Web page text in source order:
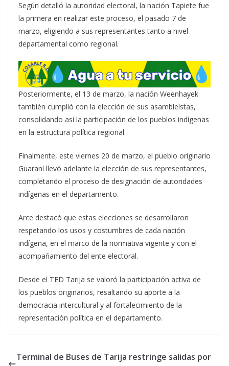
Según detalló la autoridad electoral, la nación Tapiete fue
la primera en realizar este proceso, el pasado 7 de
marzo, eligiendo a sus representantes tanto a nivel
departamental como regional.
Posteriormente, el 13 de marzo, la nación Weenhayek
también cumplió con la elección de sus asambleístas,
consolidando así la participación de los pueblos indígenas
en la estructura política regional.
Finalmente, este viernes 20 de marzo, el pueblo originario
Guaraní llevó adelante la elección de sus representantes,
completando el proceso de designación de autoridades
indígenas en el departamento.
Arce destacó que estas elecciones se desarrollaron
respetando los usos y costumbres de cada nación
indígena, en el marco de la normativa vigente y con el
acompañamiento del ente electoral.
Desde el TED Tarija se valoró la participación activa de
los pueblos originarios, resaltando su aporte a la
democracia intercultural y al fortalecimiento de la
representación política en el departamento.
Terminal de Buses de Tarija restringe salidas por